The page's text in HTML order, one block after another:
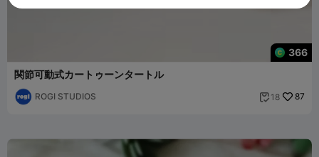
366
関節可動式カートゥーンタートル
ROGI STUDIOS  18 87